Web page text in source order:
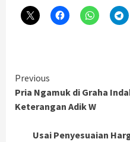
Continue
Reading
Previous
Pria Ngamuk di Graha
Keterangan Adik W
Usai Penyesuaian